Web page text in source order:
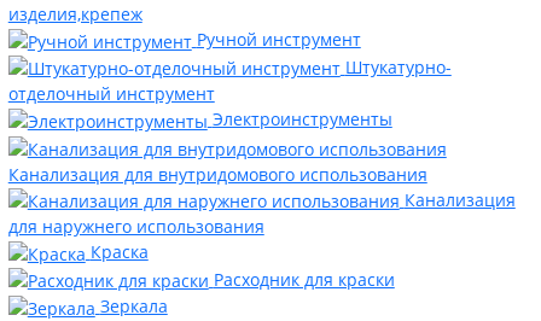
изделия,крепеж
Ручной инструмент
Штукатурно-
отделочный инструмент
Электроинструменты
Канализация для внутридомового использования
Канализация
для наружнего использования
Краска
Расходник для краски
Зеркала